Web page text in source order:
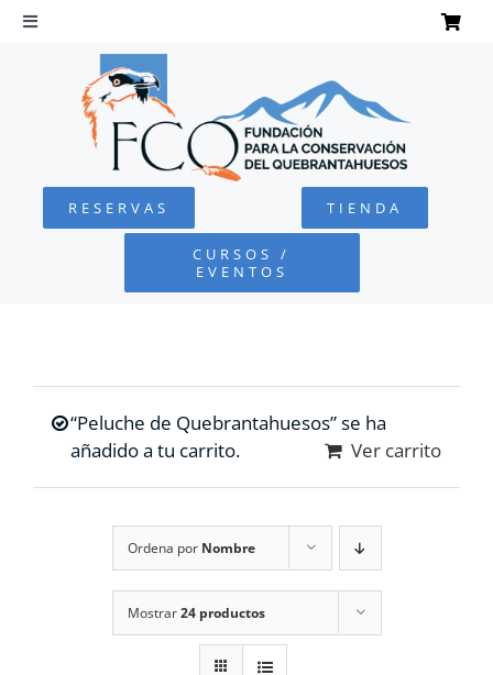
Saltar
Toggle
Navigation
QUEBRANTAHUESOS
FUNDACIÓN
COLABORA
RESERVAS TIENDA
CURSOS /
EVENTOS
“Peluche de Quebrantahuesos” se ha
añadido a tu carrito.
Ver carrito
Ordena por Nombre
Mostrar24 productos